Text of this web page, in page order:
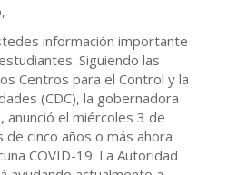
información importante
Siguiendo las
Centros para el Control y la
(CDC), la gobernadora
el miércoles 3 de
cinco años o más ahora
COVID-19. La Autoridad